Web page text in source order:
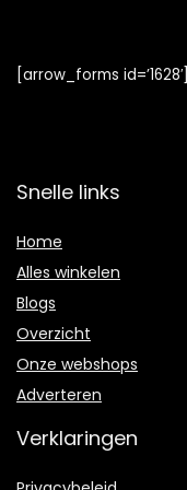
[arrow_forms id=’1628′]
Snelle links
Home
Alles winkelen
Blogs
Overzicht
Onze webshops
Adverteren
Verklaringen